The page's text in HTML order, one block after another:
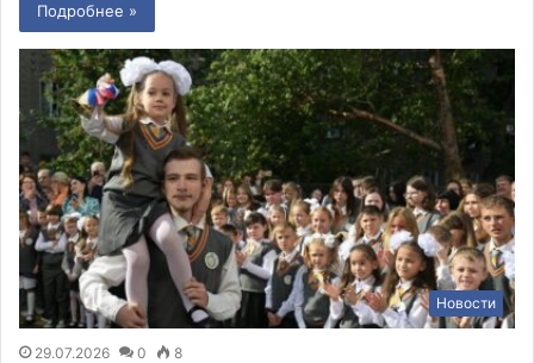
Подробнее »
Новости
29.07.2026 0 8